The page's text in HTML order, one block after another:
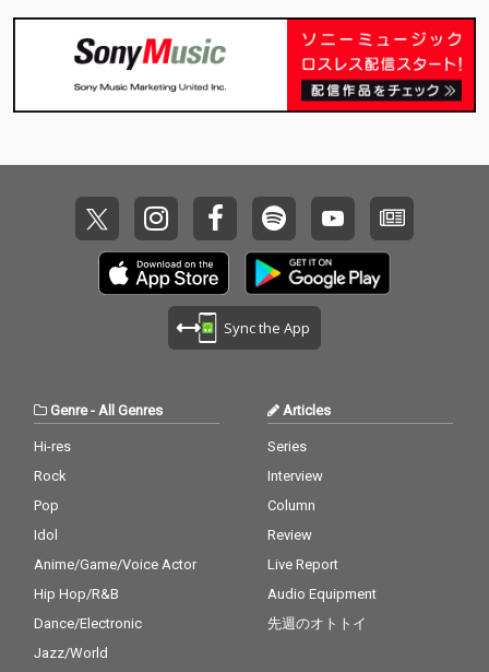
Sync the App
Genre- All Genres
Hi-res
Rock
Pop
Idol
Anime/Game/Voice Actor
Hip Hop/R&B
Dance/Electronic
Jazz/World
Articles
Series
Interview
Column
Review
Live Report
Audio Equipment
先週のオトトイ